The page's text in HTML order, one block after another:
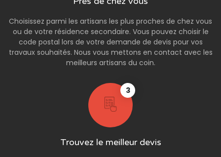
Choisissez parmi les artisans les plus proches de chez vous
ou de votre résidence secondaire. Vous pouvez choisir le
code postal lors de votre demande de devis pour vos
travaux souhaités. Nous vous mettons en contact avec les
meilleurs artisans du coin.
3
Trouvez le meilleur devis